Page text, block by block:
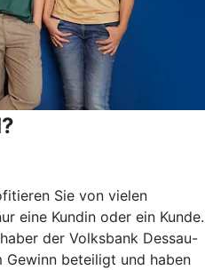
Sie von vielen
eine Kundin oder ein Kunde.
der Volksbank Dessau-
Gewinn beteiligt und haben